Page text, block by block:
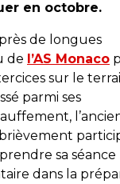
en octobre.
de longues
de l’AS Monaco
sur le
parmi ses
sa séance
dans la